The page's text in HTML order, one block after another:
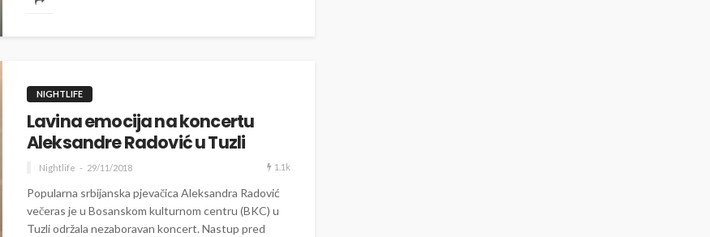
NIGHTLIFE
Lavina emocija na koncertu
Aleksandre Radović u Tuzli
Nightlife 29/11/2018 1.1k
Popularna srbijanska pjevačica Aleksandra Radović
večeras je u Bosanskom kulturnom centru (BKC) u
Tuzli održala nezaboravan koncert. Nastup pred